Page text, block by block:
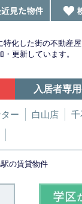
化した街の不動産屋
更新しています。
入居者専
ー 白山店
千
の賃貸物件